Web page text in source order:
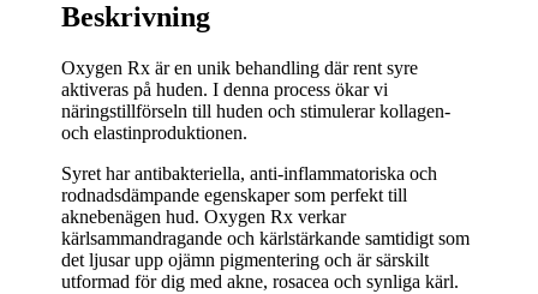
Beskrivning
Oxygen Rx är en unik behandling där rent syre
aktiveras på huden. I denna process ökar vi
näringstillförseln till huden och stimulerar kollagen-
och elastinproduktionen.
Syret har antibakteriella, anti-inflammatoriska och
rodnadsdämpande egenskaper som perfekt till
aknebenägen hud. Oxygen Rx verkar
kärlsammandragande och kärlstärkande samtidigt som
det ljusar upp ojämn pigmentering och är särskilt
utformad för dig med akne, rosacea och synliga kärl.